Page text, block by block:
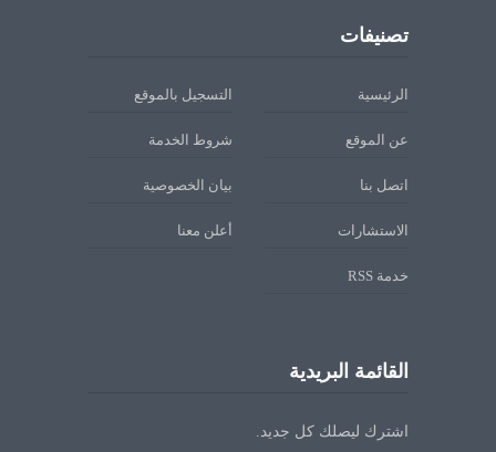
تصنيفات
الرئيسية التسجيل بالموقع
عن الموقع شروط الخدمة
اتصل بنا بيان الخصوصية
الاستشارات أعلن معنا
خدمة RSS
القائمة البريدية
اشترك ليصلك كل جديد.